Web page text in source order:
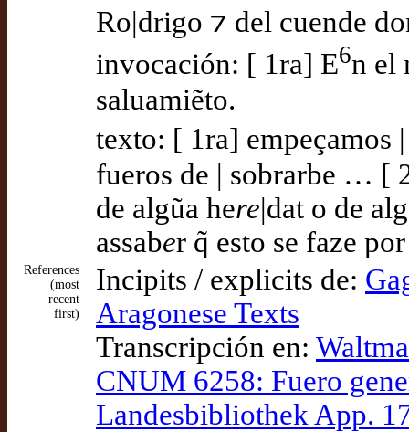
Ro|drigo ⁊ del cuende
invocación: [ 1ra] E6n el
saluamiẽto.
texto: [ 1ra] empeçamos
fueros de | sobrarbe … [
de algũa here|dat o de
assaber q̃ esto se faze
References
(most
recent
first)
Incipits / explicits de:
Aragonese Texts
Transcripción en:
CNUM 6258: Fuero
Landesbibliothek App.